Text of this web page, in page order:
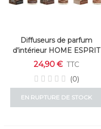
Diffuseurs de parfum
d’intérieur HOME ESPRIT
Urbaine 3 x 30 ml
24,90 € TTC
(0)
EN RUPTURE DE STOCK